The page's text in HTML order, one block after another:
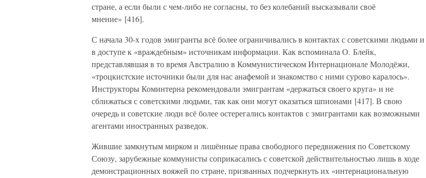
стране, а если были с чем-либо не согласны, то без колебаний высказывали своё
мнение» [416].
С начала 30-х годов эмигранты всё более ограничивались в контактах с советскими людьми и
в доступе к «враждебным» источникам информации. Как вспоминала О. Блейк,
представлявшая в то время Австралию в Коммунистическом Интернационале Молодёжи,
«троцкистские источники были для нас анафемой и знакомство с ними сурово каралось».
Инструкторы Коминтерна рекомендовали эмигрантам «держаться своего круга» и не
сближаться с советскими людьми, так как они могут оказаться шпионами [417]. В свою
очередь и советские люди всё более остерегались контактов с эмигрантами как возможными
агентами иностранных разведок.
Жившие замкнутым мирком и лишённые права свободного передвижения по Советскому
Союзу, зарубежные коммунисты соприкасались с советской действительностью лишь в ходе
демонстрационных вояжей по стране, призванных подчеркнуть их «интернациональную